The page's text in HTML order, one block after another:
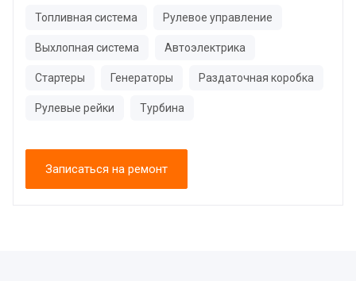
Топливная система Рулевое управление
Выхлопная система Автоэлектрика
Стартеры Генераторы Раздаточная коробка
Рулевые рейки Турбина
Записаться на ремонт